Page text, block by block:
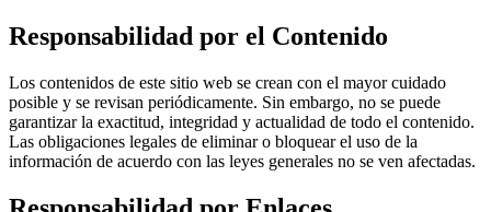
Responsabilidad por el Contenido
Los contenidos de este sitio web se crean con el mayor cuidado
posible y se revisan periódicamente. Sin embargo, no se puede
garantizar la exactitud, integridad y actualidad de todo el contenido.
Las obligaciones legales de eliminar o bloquear el uso de la
información de acuerdo con las leyes generales no se ven afectadas.